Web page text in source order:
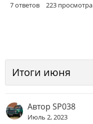
7ответов 223 просмотра
Итоги июня
Автор SP038
Июль 2, 2023